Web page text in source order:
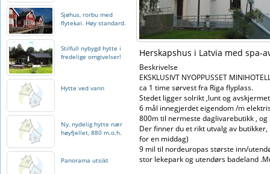
Sjøhus, rorbu med
flytekai. Høy standard.
Stilfull nybygd hytte i
fredelige omgivelser!
Hytte ved vann
Ny, nydelig hytte nær
høyfjellet, 880 m.o.h.
Panorama utsikt
Herskapshus i Latvia med spa-
Beskrivelse
EKSKLUSIVT NYOPPUSSET
ca 1 time sørvest fra Riga flyplass.
Stedet ligger solrikt ,lunt og
6 mål innegjerdet eigendom /m
800m til nermeste daglivarebutikk ,
Der finner du et rikt utvalg av
for en middag)
9 mil til nordeuropas største inn/
stor lekepark og utendørs badeland